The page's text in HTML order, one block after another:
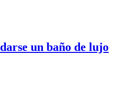
un baño de lujo